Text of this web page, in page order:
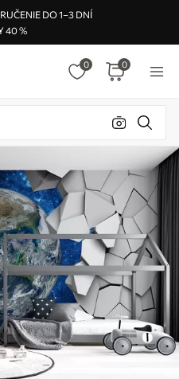
DO 1–3 DNÍ
40 %
0 0